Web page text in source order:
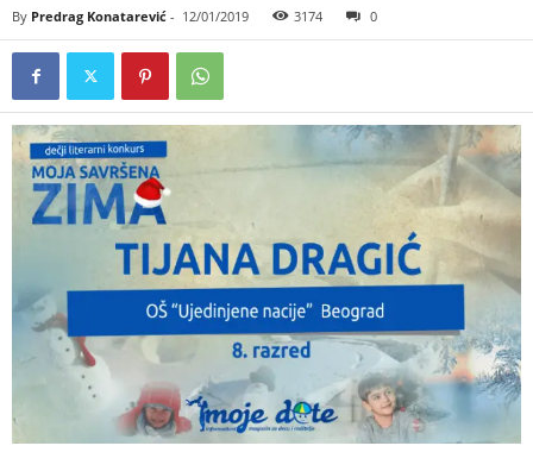
By Predrag Konatarević - 12/01/2019 3174 0